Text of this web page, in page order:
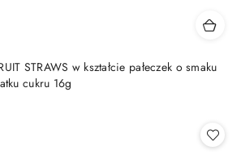
STRAWS w kształcie pałeczek o smaku
cukru 16g